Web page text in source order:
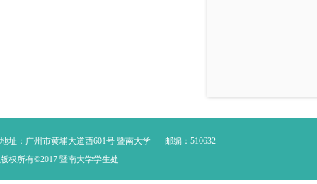
地址：广州市黄埔大道西601号 暨南大学
邮编：510632
版权所有©2017 暨南大学学生处